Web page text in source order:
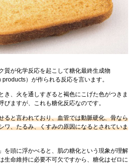
質が化学反応を起こして糖化最終生成物
）が作られる反応を言います。
き、火を通しすぎると褐色にこげた色がつきま
ますが、これも糖化反応なのです。
ると言われており、血管では動脈硬化、骨なら
ワ、たるみ、くすみの原因になるとされていま
を頭に浮かべると、肌の糖化という現象が理解
生命維持に必要不可欠ですから、糖化はゼロに